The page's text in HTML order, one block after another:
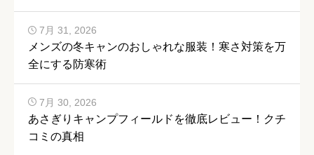
メンズの冬キャンのおしゃれな服装！寒さ対策を万
全にする防寒術
7月 31, 2026
あさぎりキャンプフィールドを徹底レビュー！クチ
コミの真相
7月 30, 2026